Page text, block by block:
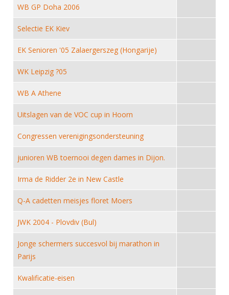
Website
Handleiding
Historie
Organisatie
Bestuur
Commissies
Leden van Verdiensten
Contact
Medewerkers
Samenwerking
Formulieren
Alle Verenigingen
Nieuws
Verenigingsondersteuning
Witte Vlekkenplan
Inschrijven
Reglementen
Materiaal
Schermpaspoort
Rolstoelschermen
Wedstrijdkalender
KNAS Keurmerk
JPT
JEC
Veteranenwedstrijden
Wedstrijdorganisatie
Nieuws
FBT
SBT
Internationale Titeltoernooien
Internationale aanmeldingen
Brassardsysteem
Nieuws
Nationale opleidingen
Opleidingen
Leraar
Voor scheidsrechters
Nieuws
Scheidsrechterslijst
Scheidsrechter Documentatie
Opleidingen
Tuchtzaken
Archief
Nieuws
NK organiseren
WB GP Doha 2006
Selectie EK Kiev
EK Senioren '05 Zalaergerszeg (Hongarije)
WK Leipzig ?05
WB A Athene
Uitslagen van de VOC cup in Hoorn
Congressen verenigingsondersteuning
junioren WB toernooi degen dames in Dijon.
Irma de Ridder 2e in New Castle
Q-A cadetten meisjes floret Moers
JWK 2004 - Plovdiv (Bul)
Jonge schermers succesvol bij marathon in
Parijs
Kwalificatie-eisen